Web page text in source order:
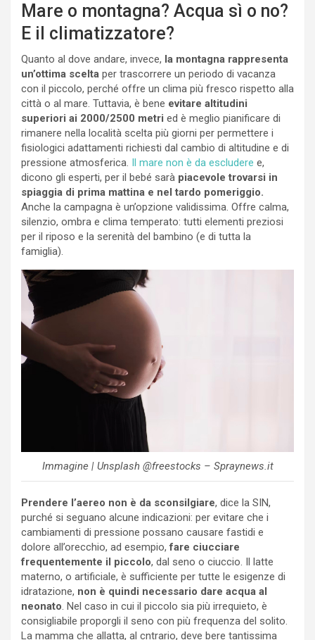
Mare o montagna? Acqua sì o no?
E il climatizzatore?
Quanto al dove andare, invece, la montagna rappresenta
un’ottima scelta per trascorrere un periodo di vacanza
con il piccolo, perché offre un clima più fresco rispetto alla
città o al mare. Tuttavia, è bene evitare altitudini
superiori ai 2000/2500 metri ed è meglio pianificare di
rimanere nella località scelta più giorni per permettere i
fisiologici adattamenti richiesti dal cambio di altitudine e di
pressione atmosferica.
Il mare non è da escludere e,
dicono gli esperti, per il bebé sarà piacevole trovarsi in
spiaggia di prima mattina e nel tardo pomeriggio.
Anche la campagna è un’opzione validissima. Offre calma,
silenzio, ombra e clima temperato: tutti elementi preziosi
per il riposo e la serenità del bambino (e di tutta la
famiglia).
Immagine | Unsplash @freestocks – Spraynews.it
Prendere l’aereo non è da sconsilgiare, dice la SIN,
purché si seguano alcune indicazioni: per evitare che i
cambiamenti di pressione possano causare fastidi e
dolore all’orecchio, ad esempio,fare ciucciare
frequentemente il piccolo, dal seno o ciuccio. Il latte
materno, o artificiale, è sufficiente per tutte le esigenze di
idratazione, non è quindi necessario dare acqua al
neonato. Nel caso in cui il piccolo sia più irrequieto, è
consigliabile proporgli il seno con più frequenza del solito.
La mamma che allatta, al cntrario, deve bere tantissima